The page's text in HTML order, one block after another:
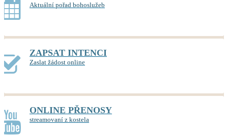
Aktuální pořad bohoslužeb
ZAPSAT INTENCI
Zaslat žádost online
ONLINE PŘENOSY
streamovaní z kostela